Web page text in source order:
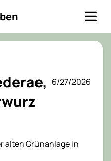
6/27/2026
alten Grünanlage in